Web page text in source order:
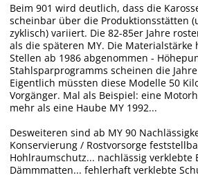
Beim 901 wird deutlich, dass die
scheinbar über die Produktionsstätten
zyklisch) variiert. Die 82-85er Jahre
als die späteren MY. Die Materialstärke
Stellen ab 1986 abgenommen -
Stahlsparprogramms scheinen die
Eigentlich müssten diese Modelle 50
Vorgänger. Mal als Beispiel: eine
mehr als eine Haube MY 1992...
Desweiteren sind ab MY 90
Konservierung / Rostvorsorge
Hohlraumschutz... nachlässig verklebte
Dämmmatten... fehlerhaft verklebte